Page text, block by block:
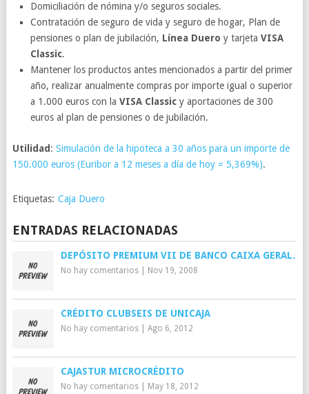
Domiciliación de nómina y/o seguros sociales.
Contratación de seguro de vida y seguro de hogar, Plan de
pensiones o plan de jubilación, Línea Duero y tarjetaVISA
Classic.
Mantener los productos antes mencionados a partir del primer
año, realizar anualmente compras por importe igual o superior
a 1.000 euros con laVISA Classic y aportaciones de 300
euros al plan de pensiones o de jubilación.
Utilidad : Simulación de la hipoteca a 30 años para un importe de
150.000 euros (Euribor a 12 meses a día de hoy = 5,369%).
Etiquetas: Caja Duero
ENTRADAS RELACIONADAS
DEPÓSITO PREMIUM VII DE BANCO CAIXA GERAL.
No hay comentarios| Nov 19, 2008
CRÉDITO CLUBSEIS DE UNICAJA
No hay comentarios| Ago 6, 2012
CAJASTUR MICROCRÉDITO
No hay comentarios| May 18, 2012